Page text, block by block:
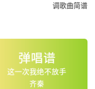
调歌曲简谱